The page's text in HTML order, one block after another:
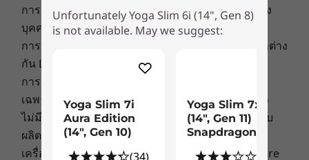
ค้นพบศักยภาพแบบเคลื่อนที่อย่างเต็มที่
แล็ปท็อป Yoga Slim 6i Gen 8 มาพร้อม Lenovo AI
2 x Thunderbolt 4
HDMI
Headphone / mic combo
USB 3.2 Gen 1 (Always On)
USB port transfer speeds are approximate and depend on many factors, such as
processing capability of host/peripheral devices, file attributes, system configuration
and operating environments; actual speeds will vary and may be less than expected.
Green Certifications
การรับประกันที่เกี่ยวข้องกับผลิตภัณฑ์หรือบริการของ
บุคคลที่สาม
การกำหนดราคา: ราคาของตัวแทนจำหน่ายอาจแตกต่าง
กัน Lenovo ไม่ได้กำหนดราคาของตัวแทนจำหน่าย
การรับประกัน: การรับประกันในส่วนภูมิภาคจะใช้ได้
เฉพาะในกลุ่มประเทศอาเซียนและจีนเท่านั้น Lenovo
ไม่มีการจัดตั้งตัวแทนหรือการรับประกันที่เกี่ยวข้องกับ
ผลิตภัณฑ์หรือบริการของบุคคลที่สาม
เครื่องหมายการค้า: Lenovo, ThinkPad, ThinkCentre
Unfortunately Yoga Slim 6i (14", Gen 8)
is not available. May we suggest:
Yoga Slim 7i
Aura Edition
(14", Gen 10)
(34)
Yoga Slim 7x
(14", Gen 11)
Snapdragon
(6)